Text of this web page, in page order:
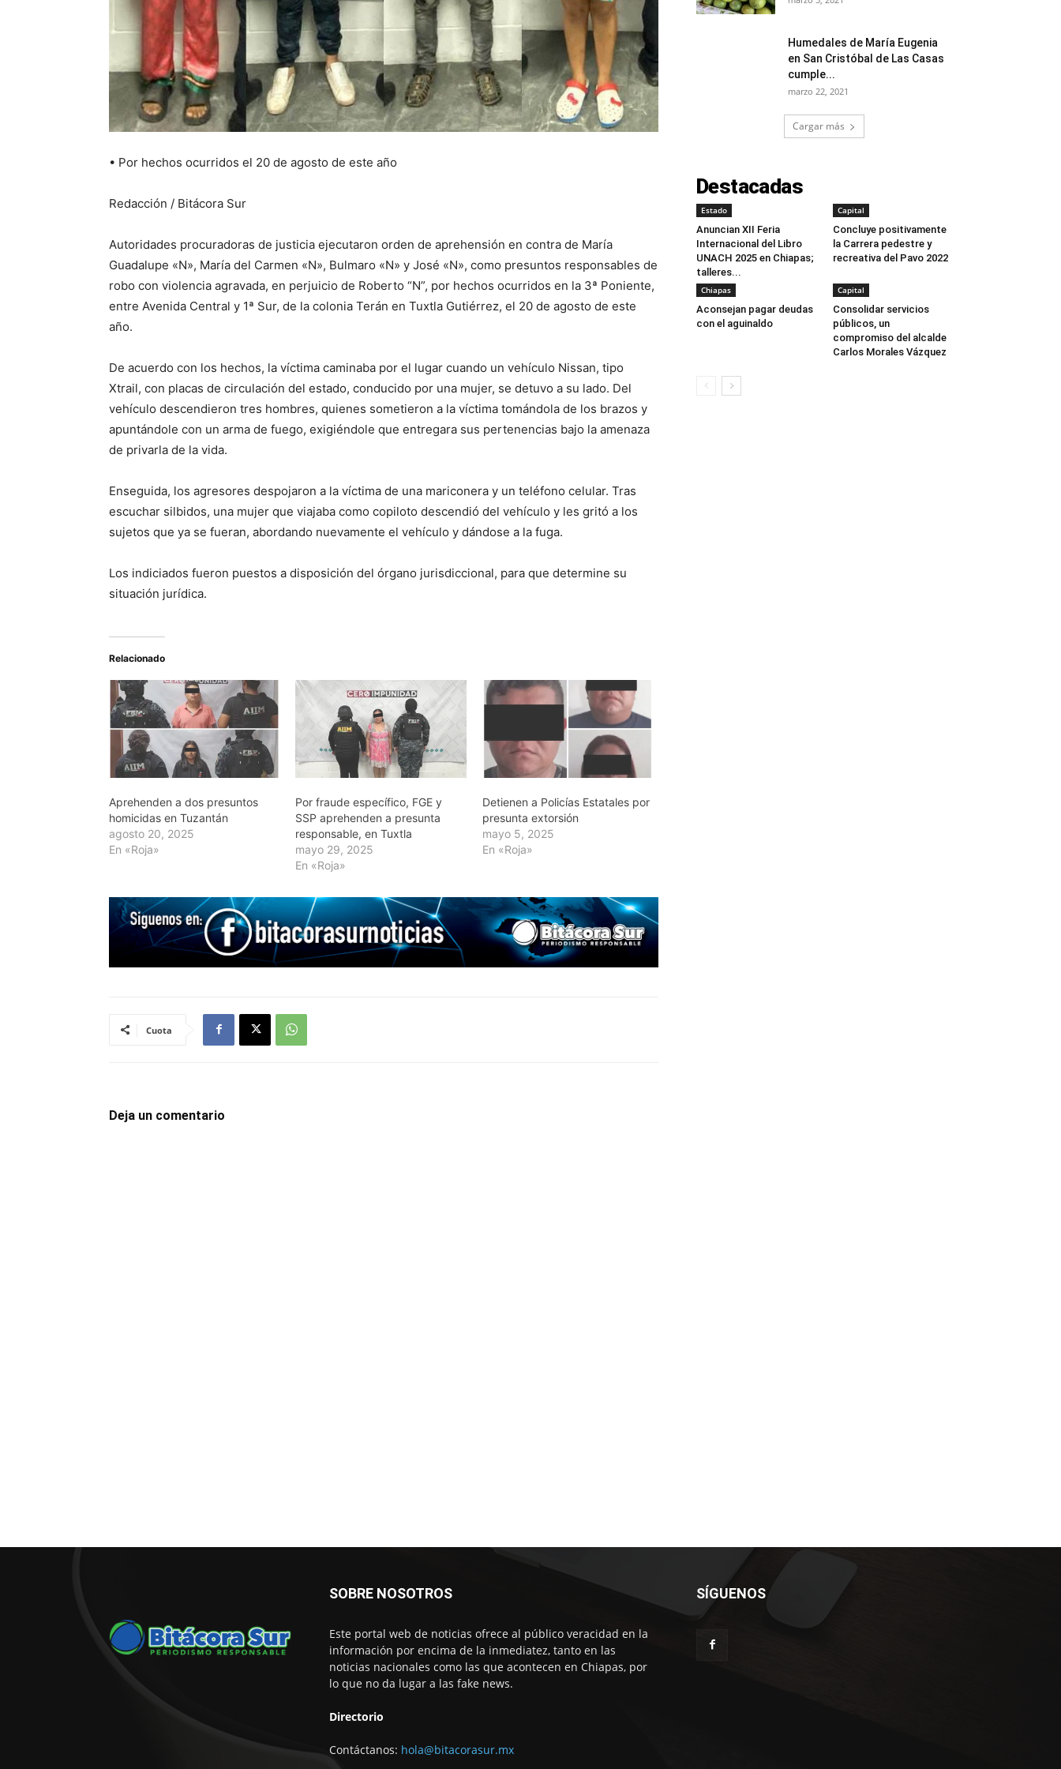
•⁠ ⁠Por hechos ocurridos el 20 de agosto de este año
Redacción / Bitácora Sur
Autoridades procuradoras de justicia ejecutaron orden de aprehensión en contra de María
Guadalupe «N», María del Carmen «N», Bulmaro «N» y José «N», como presuntos responsables de
robo con violencia agravada, en perjuicio de Roberto “N”, por hechos ocurridos en la 3ª Poniente,
entre Avenida Central y 1ª Sur, de la colonia Terán en Tuxtla Gutiérrez, el 20 de agosto de este
año.
De acuerdo con los hechos, la víctima caminaba por el lugar cuando un vehículo Nissan, tipo
Xtrail, con placas de circulación del estado, conducido por una mujer, se detuvo a su lado. Del
vehículo descendieron tres hombres, quienes sometieron a la víctima tomándola de los brazos y
apuntándole con un arma de fuego, exigiéndole que entregara sus pertenencias bajo la amenaza
de privarla de la vida.
Enseguida, los agresores despojaron a la víctima de una mariconera y un teléfono celular. Tras
escuchar silbidos, una mujer que viajaba como copiloto descendió del vehículo y les gritó a los
sujetos que ya se fueran, abordando nuevamente el vehículo y dándose a la fuga.
Los indiciados fueron puestos a disposición del órgano jurisdiccional, para que determine su
situación jurídica.
Relacionado
Aprehenden a dos presuntos
homicidas en Tuzantán
agosto 20, 2025
En «Roja»
Por fraude específico, FGE y
SSP aprehenden a presunta
responsable, en Tuxtla
mayo 29, 2025
En «Roja»
Detienen a Policías Estatales por
presunta extorsión
mayo 5, 2025
En «Roja»
Cuota
Deja un comentario
Humedales de María Eugenia
en San Cristóbal de Las Casas
cumple...
marzo 22, 2021
Cargar más
Destacadas
Estado
Anuncian XII Feria
Internacional del Libro
UNACH 2025 en Chiapas;
talleres...
Capital
Concluye positivamente
la Carrera pedestre y
recreativa del Pavo 2022
Chiapas
Aconsejan pagar deudas
con el aguinaldo
Capital
Consolidar servicios
públicos, un
compromiso del alcalde
Carlos Morales Vázquez
SOBRE NOSOTROS
Este portal web de noticias ofrece al público veracidad en la
información por encima de la inmediatez, tanto en las
noticias nacionales como las que acontecen en Chiapas, por
lo que no da lugar a las fake news.
Directorio
Contáctanos: hola@bitacorasur.mx
SÍGUENOS